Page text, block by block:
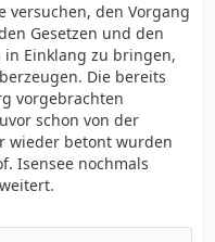
Freiheit über das
sich selbst
darauf,
wollen und in der
Doch das Vertrauen
es hebt
setzt sich über die
versuchen, den Vorgang
Gesetzen und den
Einklang zu bringen,
Die bereits
vorgebrachten
schon von der
wieder betont wurden
Isensee nochmals